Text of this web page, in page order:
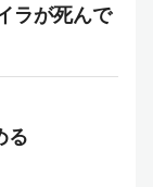
ラが死んで
る